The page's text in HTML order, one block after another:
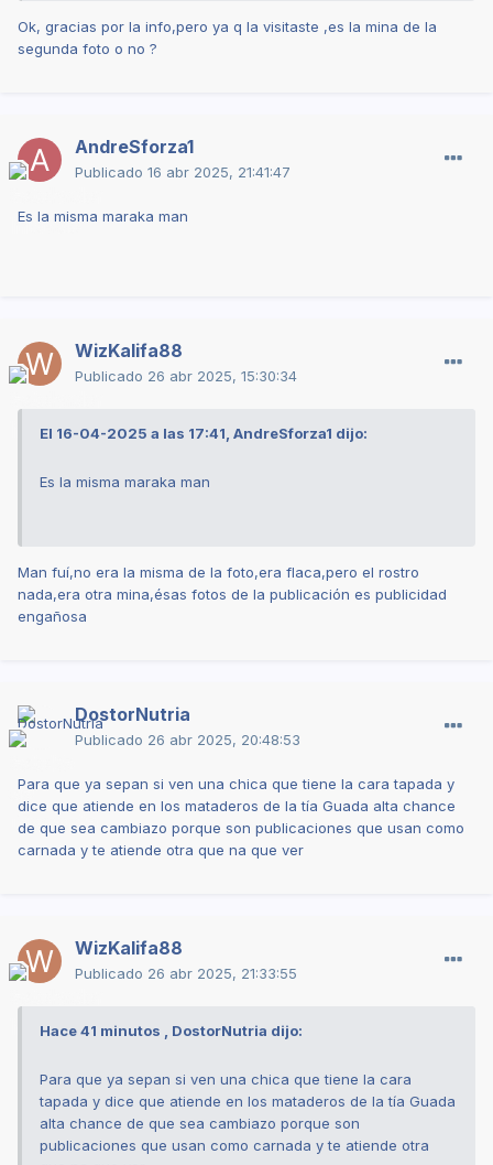
Ok, gracias por la info,pero ya q la visitaste ,es la mina de la
segunda foto o no ?
AndreSforza1
Publicado 16 abr 2025, 21:41:47
Es la misma maraka man
WizKalifa88
Publicado 26 abr 2025, 15:30:34
El 16-04-2025 a las 17:41, AndreSforza1 dijo:
Es la misma maraka man
Man fuí,no era la misma de la foto,era flaca,pero el rostro
nada,era otra mina,ésas fotos de la publicación es publicidad
engañosa
DostorNutria
Publicado 26 abr 2025, 20:48:53
Para que ya sepan si ven una chica que tiene la cara tapada y
dice que atiende en los mataderos de la tía Guada alta chance
de que sea cambiazo porque son publicaciones que usan como
carnada y te atiende otra que na que ver
WizKalifa88
Publicado 26 abr 2025, 21:33:55
Hace 41 minutos , DostorNutria dijo:
Para que ya sepan si ven una chica que tiene la cara
tapada y dice que atiende en los mataderos de la tía Guada
alta chance de que sea cambiazo porque son
publicaciones que usan como carnada y te atiende otra